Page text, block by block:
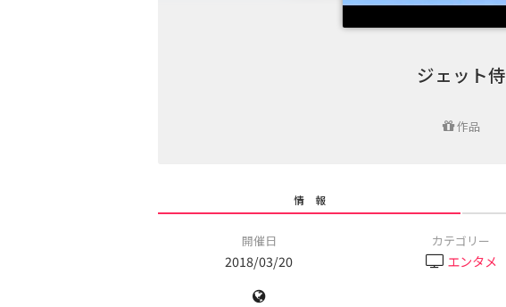
ジェット侍
作品
情 報
開催日
2018/03/20
カテゴリー
エンタメ